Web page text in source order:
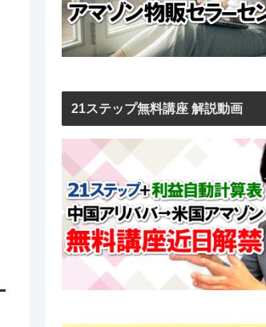
21ステップ無料講座 解説動画